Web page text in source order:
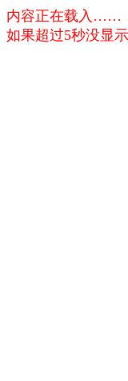
内容正在载入……
如果超过5秒没显